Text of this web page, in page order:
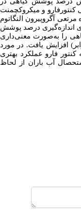
کنتورفارو و میکروکچمنت
احداث و اقدام به کاشت گیاه مرتعی آگروپیرون النگاتوم
اندازه‌گیری درصد پوشش
را به‌صورت معنی‌داری
تراکم پوشش گیاهی نسبت به شاهد حدود 183 درصد (سه برابر) افزایش یافت. در مورد
به کنتور فارو عملکرد بهتری
سامانه استحصال آب باران از لحاظ